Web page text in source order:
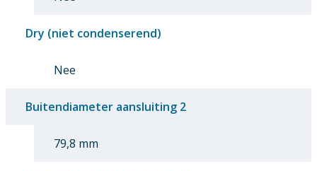
Dry (niet condenserend)
Nee
Buitendiameter aansluiting 2
79,8 mm